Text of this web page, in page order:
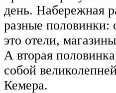
день. Набережная
разные половинки:
это отели,
А вторая
собой
Кемера.